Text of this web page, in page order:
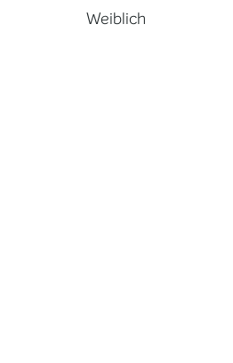
Weiblich